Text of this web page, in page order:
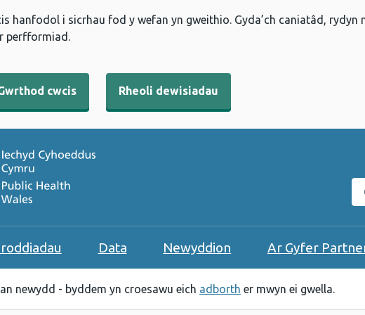
hanfodol i sicrhau fod y wefan yn gweithio. Gyda’ch caniatâd,
perfformiad.
cwcis Rheoli dewisiadau
Data Newyddion Ar Gyfer
newydd - byddem yn croesawu eich adborth er mwyn ei gwella.